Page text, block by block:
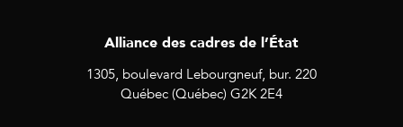
Alliance des cadres de l’État
1305, boulevard Lebourgneuf, bur. 220
Québec (Québec) G2K 2E4